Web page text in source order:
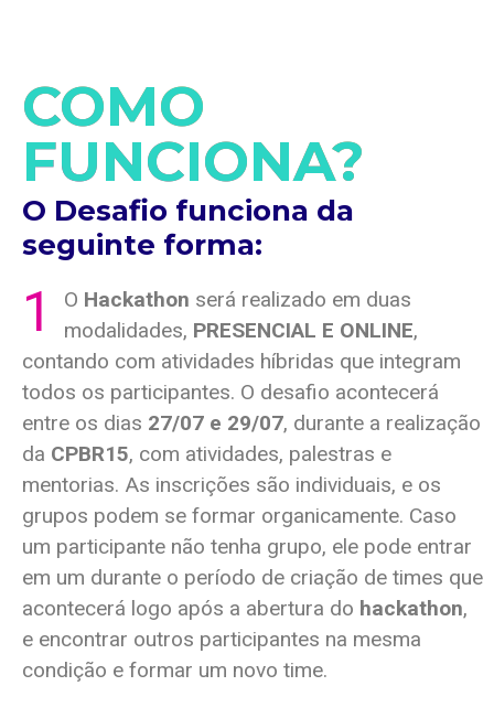
COMO
FUNCIONA?
O Desafio funciona da
seguinte forma:
1 O Hackathon será realizado em duas
modalidades, PRESENCIAL E ONLINE,
contando com atividades híbridas que integram
todos os participantes. O desafio acontecerá
entre os dias 27/07 e 29/07, durante a realização
da CPBR15, com atividades, palestras e
mentorias. As inscrições são individuais, e os
grupos podem se formar organicamente. Caso
um participante não tenha grupo, ele pode entrar
em um durante o período de criação de times que
acontecerá logo após a abertura do hackathon,
e encontrar outros participantes na mesma
condição e formar um novo time.